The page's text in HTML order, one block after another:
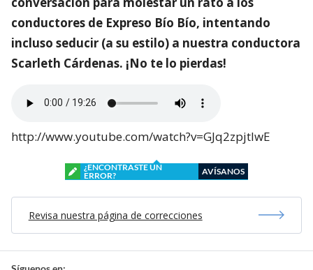
conductores de Expreso Bío Bío, intentando
incluso seducir (a su estilo) a nuestra conductora
Scarleth Cárdenas. ¡No te lo pierdas!
http://www.youtube.com/watch?v=GJq2zpjtlwE
¿ENCONTRASTE UN
ERROR?
AVÍSANOS
Revisa nuestra página de correcciones